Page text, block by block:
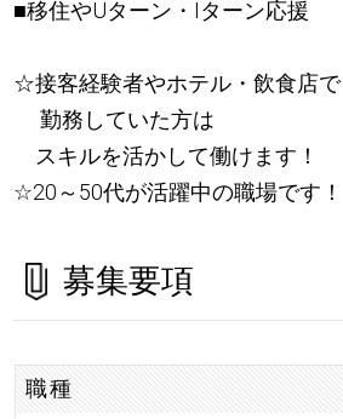
■移住やUターン・Iターン応援
☆接客経験者やホテル・飲食店で
勤務していた方は
スキルを活かして働けます！
☆20～50代が活躍中の職場です！
募集要項
職種